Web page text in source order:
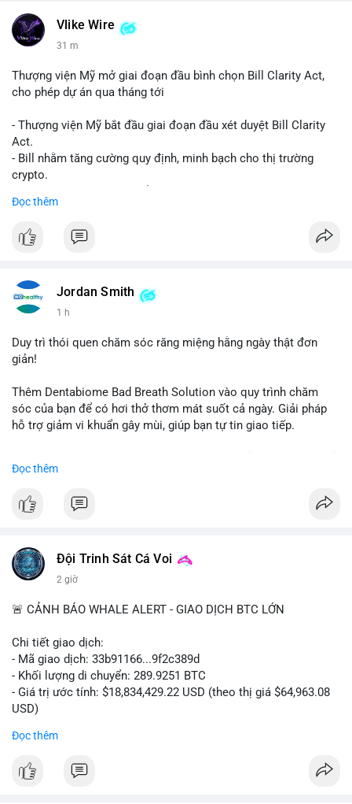
Vlike Wire
31 m
Thượng viện Mỹ mở giai đoạn đầu bình chọn Bill Clarity Act,
cho phép dự án qua tháng tới
- Thượng viện Mỹ bắt đầu giai đoạn đầu xét duyệt Bill Clarity
Act.
- Bill nhằm tăng cường quy định, minh bạch cho thị trường
crypto.
- Bill có thể ảnh hưởng pháp lý, hoạt động của các đồng tiền kỹ
$btc $eth
#vlikevn #titanbot
Đọc thêm
Jordan Smith
1 h
Duy trì thói quen chăm sóc răng miệng hằng ngày thật đơn
giản!
Thêm Dentabiome Bad Breath Solution vào quy trình chăm
sóc của bạn để có hơi thở thơm mát suốt cả ngày. Giải pháp
hỗ trợ giảm vi khuẩn gây mùi, giúp bạn tự tin giao tiếp.
lớn cho nụ cười khỏe mạnh.
#dentabiome #badbreathsolution
Đọc thêm
Đội Trinh Sát Cá Voi
2 giờ
🚨 CẢNH BÁO WHALE ALERT - GIAO DỊCH BTC LỚN
Chi tiết giao dịch:
- Mã giao dịch: 33b91166...9f2c389d
- Khối lượng di chuyển: 289.9251 BTC
- Giá trị ước tính: $18,834,429.22 USD (theo thị giá $64,963.08
USD)
Khối lượng gần 290 BTC tương đương gần 19 triệu USD được
Đọc thêm